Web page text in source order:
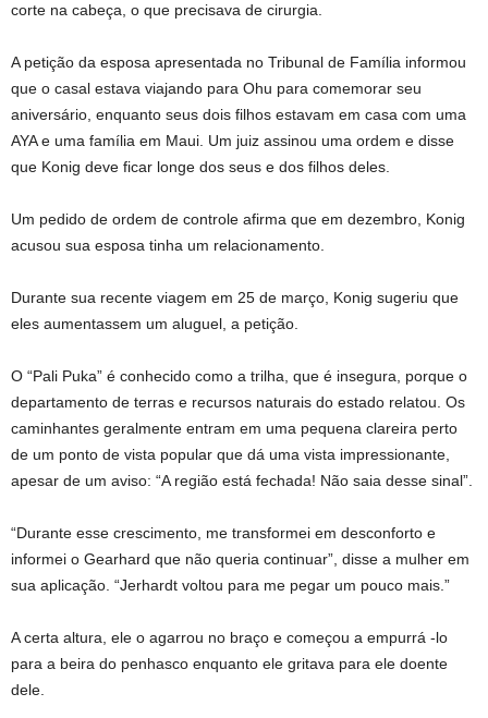
corte na cabeça, o que precisava de cirurgia.
A petição da esposa apresentada no Tribunal de Família informou
que o casal estava viajando para Ohu para comemorar seu
aniversário, enquanto seus dois filhos estavam em casa com uma
AYA e uma família em Maui. Um juiz assinou uma ordem e disse
que Konig deve ficar longe dos seus e dos filhos deles.
Um pedido de ordem de controle afirma que em dezembro, Konig
acusou sua esposa tinha um relacionamento.
Durante sua recente viagem em 25 de março, Konig sugeriu que
eles aumentassem um aluguel, a petição.
O “Pali Puka” é conhecido como a trilha, que é insegura, porque o
departamento de terras e recursos naturais do estado relatou. Os
caminhantes geralmente entram em uma pequena clareira perto
de um ponto de vista popular que dá uma vista impressionante,
apesar de um aviso: “A região está fechada! Não saia desse sinal”.
“Durante esse crescimento, me transformei em desconforto e
informei o Gearhard que não queria continuar”, disse a mulher em
sua aplicação. “Jerhardt voltou para me pegar um pouco mais.”
A certa altura, ele o agarrou no braço e começou a empurrá -lo
para a beira do penhasco enquanto ele gritava para ele doente
dele.